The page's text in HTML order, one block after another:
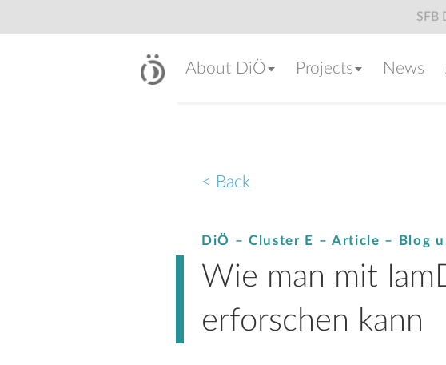
SFB
About DiÖ Projects News
< Back
DiÖ – Cluster E – Article – Blog
Wie man mit
erforschen kann